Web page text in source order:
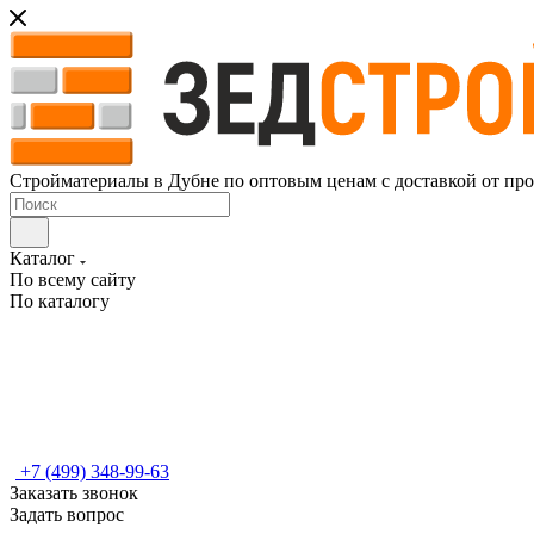
Стройматериалы в Дубне по оптовым ценам с доставкой от
Каталог
По всему сайту
По каталогу
+7 (499) 348-99-63
Заказать звонок
Задать вопрос